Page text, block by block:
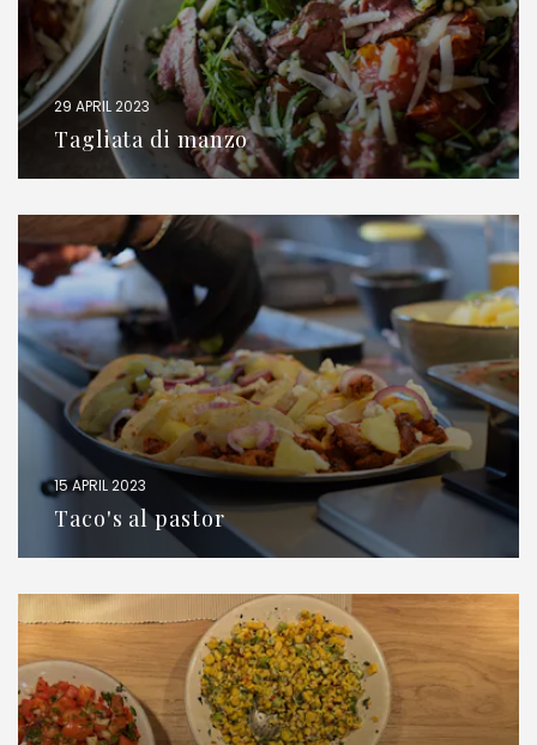
29 APRIL 2023
Tagliata di manzo
15 APRIL 2023
Taco's al pastor